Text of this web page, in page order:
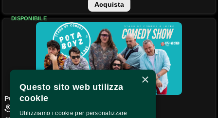
Acquista
POTA BOYZ COMEDY
Teatro Q77 - Teatro Q77 - Vertigo Live, Torino
DISPONIBILE
×
Questo sito web utilizza
cookie
Utilizziamo i cookie per personalizzare